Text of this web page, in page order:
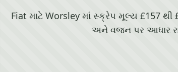
Fiat માટે Worsley માં સ્ક્રેપ મૂલ્ય £157
અને વજન પર આધાર